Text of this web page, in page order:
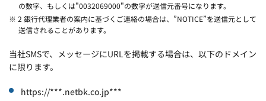
の数字、もしくは"0032069000"の数字が送信元番号になります。
※ 2 銀行代理業者の案内に基づくご連絡の場合は、”NOTICE”を送信元として
送信されることがあります。
当社SMSで、メッセージにURLを掲載する場合は、以下のドメイン
に限ります。
https://***.netbk.co.jp***